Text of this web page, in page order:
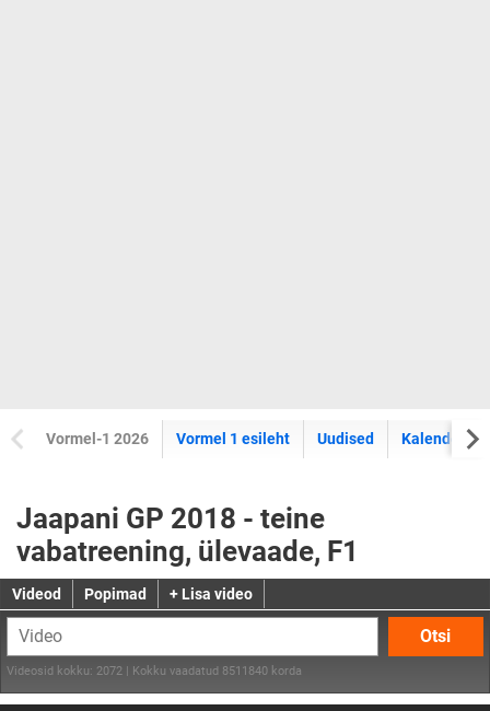
Vormel-1 2026 Vormel 1 esileht Uudised Kalender
Jaapani GP 2018 - teine
vabatreening, ülevaade, F1
Videod Popimad + Lisa video
Otsi
Videosid kokku: 2072 | Kokku vaadatud 8511840 korda